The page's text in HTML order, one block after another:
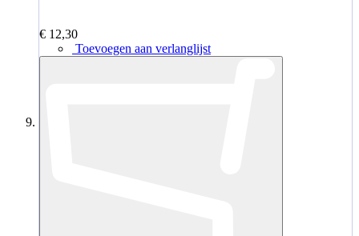
€ 12,30
Toevoegen aan verlanglijst